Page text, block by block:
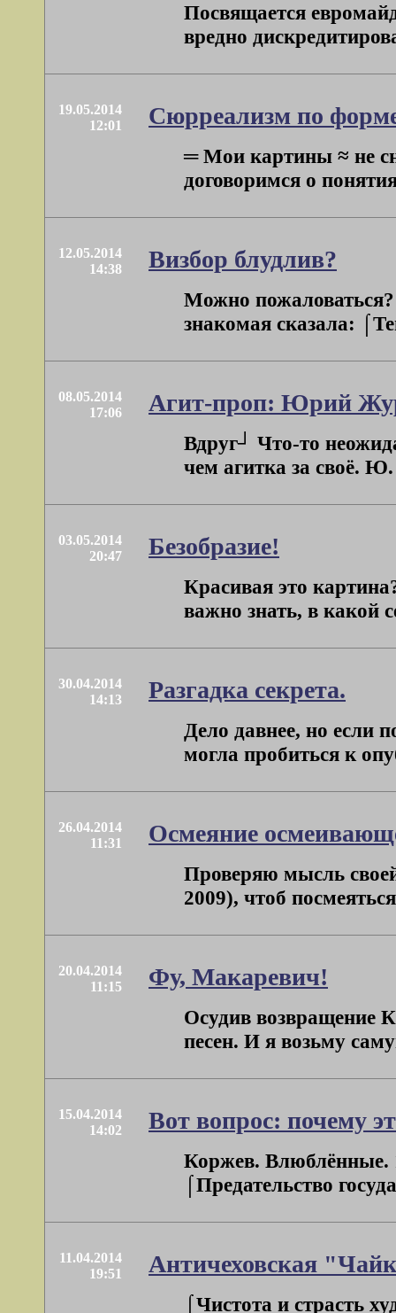
Посвящается
вредно
19.05.2014
12:01
Сюрреализм по
═ Мои картины ≈ не
договоримся о
12.05.2014
14:38
Визбор блудлив?
Можно
знакомая сказала:
08.05.2014
17:06
Агит-проп: Юрий
Вдруг┘ Что-то
чем агитка за своё.
03.05.2014
20:47
Безобразие!
Красивая это
важно знать, в какой
30.04.2014
14:13
Разгадка секрета.
Дело давнее, но если
могла пробиться к
26.04.2014
11:31
Осмеяние
Проверяю мысль
2009), чтоб
20.04.2014
11:15
Фу, Макаревич!
Осудив возвращение
песен. И я возьму
15.04.2014
14:02
Вот вопрос: почему
Коржев. Влюблённые.
⌠Предательство
11.04.2014
19:51
Античеховская
⌠Чистота и страсть